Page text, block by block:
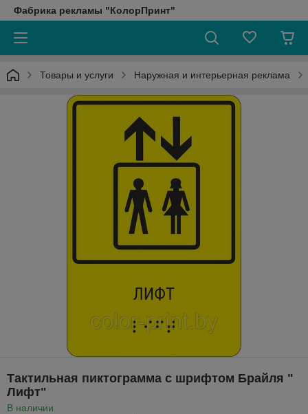
Фабрика рекламы "КолорПринт"
Товары и услуги Наружная и интерьерная реклама
Тактильная пиктограмма с шрифтом Брайля "
Лифт"
В наличии